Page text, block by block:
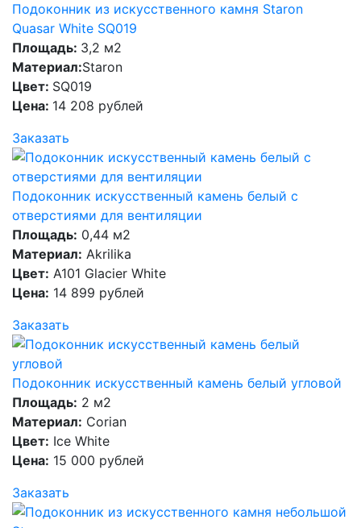
Подоконник из искусственного камня Staron
Quasar White SQ019
Площадь: 3,2 м2
Материал:Staron
Цвет: SQ019
Цена: 14 208 рублей
Заказать
Подоконник искусственный камень белый с
отверстиями для вентиляции
Площадь: 0,44 м2
Материал: Akrilika
Цвет: A101 Glacier White
Цена: 14 899 рублей
Заказать
Подоконник искусственный камень белый угловой
Площадь: 2 м2
Материал: Corian
Цвет: Ice White
Цена: 15 000 рублей
Заказать